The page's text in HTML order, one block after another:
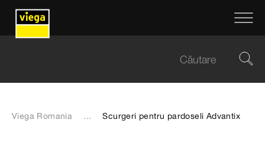
Viega Romania ... Scurgeri pentru pardoseli Advantix